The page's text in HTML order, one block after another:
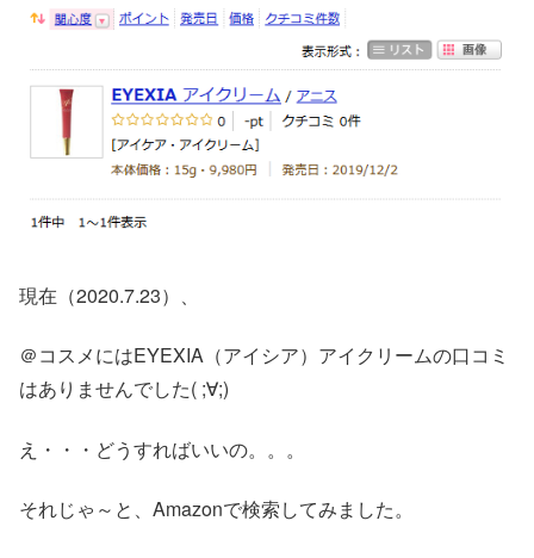
現在（2020.7.23）、
＠コスメにはEYEXIA（アイシア）アイクリームの口コミ
はありませんでした( ;∀;)
え・・・どうすればいいの。。。
それじゃ～と、Amazonで検索してみました。